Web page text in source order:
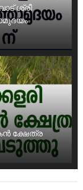
ശ്രീ
ക്ഷേത്ര